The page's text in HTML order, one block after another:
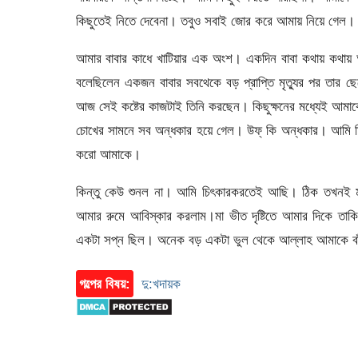
কিছুতেই নিতে দেবেনা। তবুও সবাই জোর করে আমায় নিয়ে গেল।
আমার বাবার কাধে খাটিয়ার এক অংশ। একদিন বাবা কথায়
বলেছিলেন একজন বাবার সবথেকে বড় প্রাপ্তি মৃত্যুর পর তার
আজ সেই কষ্টের কাজটাই তিনি করছেন। কিছুক্ষনের মধ্যেই
চোখের সামনে সব অন্ধকার হয়ে গেল। উফ্ কি অন্ধকার। আমি
করো আমাকে।
কিন্তু কেউ শুনল না। আমি চিৎকারকরতেই আছি। ঠিক তখনই
আমার রুমে আবিস্কার করলাম।মা ভীত দৃষ্টিতে আমার দিকে
একটা সপ্ন ছিল। অনেক বড় একটা ভুল থেকে আল্লাহ আমাকে
গল্পের বিষয়: দু:খদায়ক